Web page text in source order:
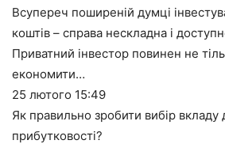
Всупереч поширеній думці
коштів – справа нескладна і
Приватний інвестор повинен не
економити…
25 лютого 15:49
Як правильно зробити вибір вкладу
прибутковості?